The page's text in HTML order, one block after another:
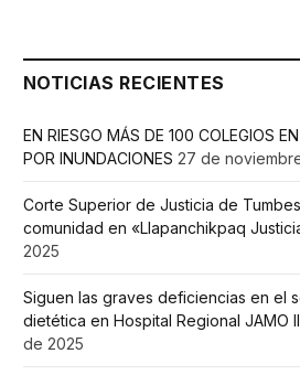
NOTICIAS RECIENTES
EN RIESGO MÁS DE 100 COLEGIOS
POR INUNDACIONES 27 de
Corte Superior de Justicia de
comunidad en «Llapanchikpaq
2025
Siguen las graves deficiencias en el
dietética en Hospital Regional JAMO
de 2025